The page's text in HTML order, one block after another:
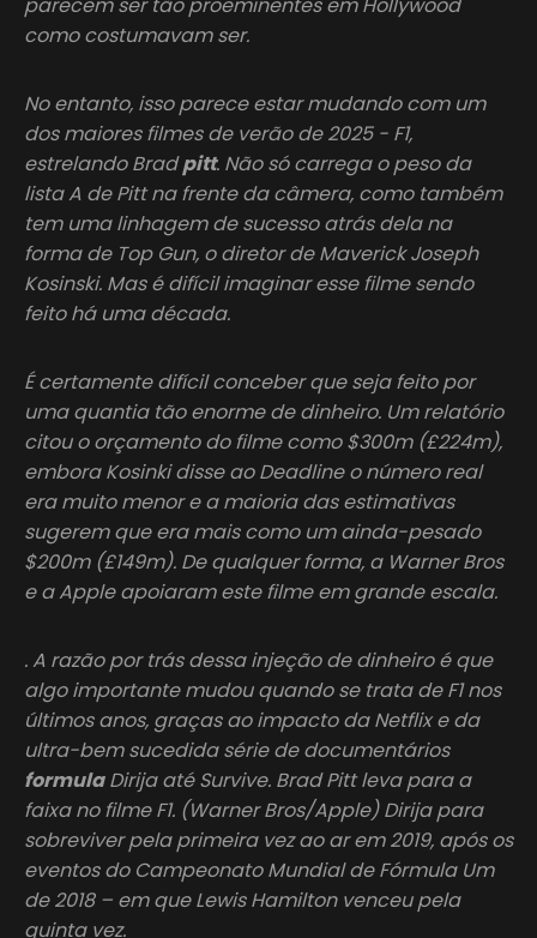
como costumavam ser.
No entanto, isso parece estar mudando com um
dos maiores filmes de verão de 2025 - F1,
estrelando Bradpitt. Não só carrega o peso da
lista A de Pitt na frente da câmera, como também
tem uma linhagem de sucesso atrás dela na
forma de Top Gun, o diretor de Maverick Joseph
Kosinski. Mas é difícil imaginar esse filme sendo
feito há uma década.
É certamente difícil conceber que seja feito por
uma quantia tão enorme de dinheiro. Um relatório
citou o orçamento do filme como $300m (£224m),
embora Kosinki disse ao Deadline o número real
era muito menor e a maioria das estimativas
sugerem que era mais como um ainda-pesado
$200m (£149m). De qualquer forma, a Warner Bros
e a Apple apoiaram este filme em grande escala.
. A razão por trás dessa injeção de dinheiro é que
algo importante mudou quando se trata de F1 nos
últimos anos, graças ao impacto da Netflix e da
ultra-bem sucedida série de documentários
formulaDirija até Survive. Brad Pitt leva para a
faixa no filme F1. (Warner Bros/Apple) Dirija para
sobreviver pela primeira vez ao ar em 2019, após os
eventos do Campeonato Mundial de Fórmula Um
de 2018 – em que Lewis Hamilton venceu pela
quinta vez.